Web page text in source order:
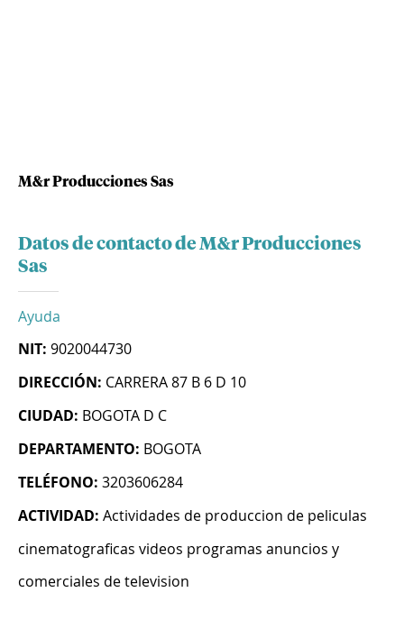
M&r Producciones Sas
Datos de contacto de M&r Producciones
Sas
Ayuda
NIT: 9020044730
DIRECCIÓN: CARRERA 87 B 6 D 10
CIUDAD: BOGOTA D C
DEPARTAMENTO: BOGOTA
TELÉFONO: 3203606284
ACTIVIDAD: Actividades de produccion de peliculas
cinematograficas videos programas anuncios y
comerciales de television